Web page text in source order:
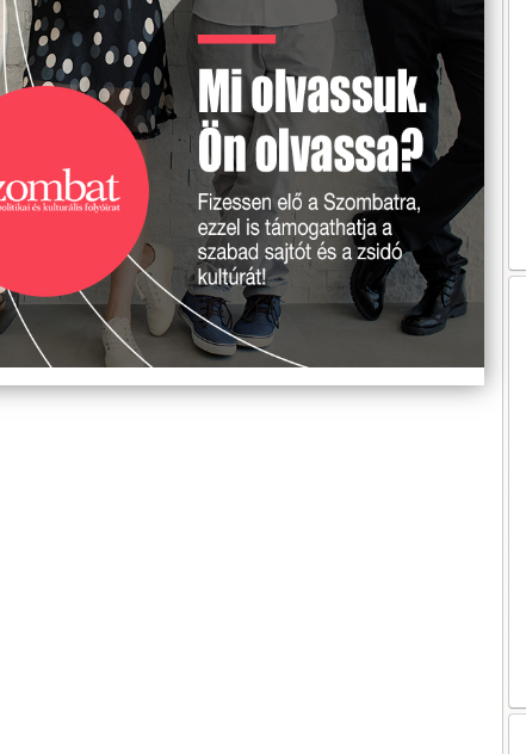
EMLÉKTÁBLÁT ÁLLÍTOTTAK
A KÖRÖSTARCSÁRÓL
ELHURCOLT ZSIDÓSÁG
TISZTELETÉRE